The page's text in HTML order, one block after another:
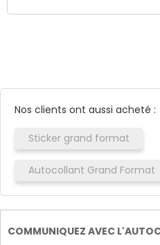
Nos clients ont aussi acheté :
Sticker grand format
Autocollant Grand Format
COMMUNIQUEZ AVEC